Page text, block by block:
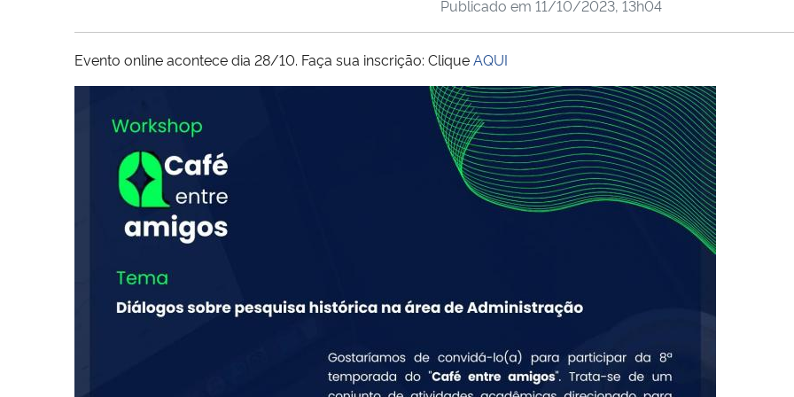
Publicado em 11/10/2023, 13h04
Evento online acontece dia 28/10. Faça sua inscrição: CliqueAQUI